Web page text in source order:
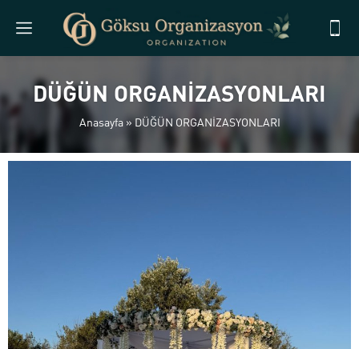
DÜĞÜN ORGANİZASYONLARI
Anasayfa»DÜĞÜN ORGANİZASYONLARI